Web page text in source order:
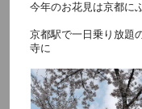
今年のお花見は京都に
京都駅で一日乗り放題
寺に